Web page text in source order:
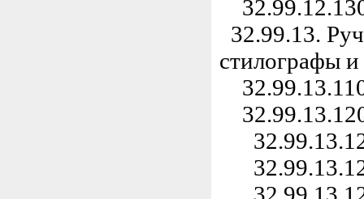
32.99.13.
стилографы